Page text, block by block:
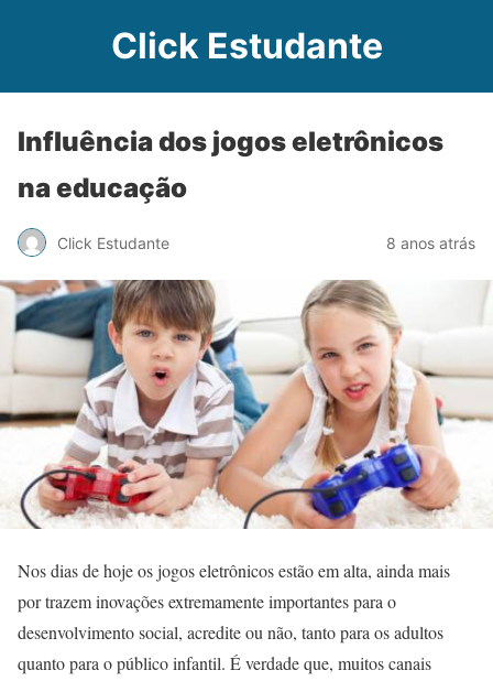
Click Estudante
Influência dos jogos eletrônicos
na educação
Click Estudante 8 anos atrás
Nos dias de hoje os jogos eletrônicos estão em alta, ainda mais
por trazem inovações extremamente importantes para o
desenvolvimento social, acredite ou não, tanto para os adultos
quanto para o público infantil. É verdade que, muitos canais